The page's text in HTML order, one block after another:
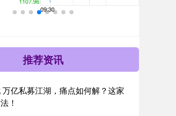
推荐资讯
万亿私募江湖，痛点如何解？这家
！